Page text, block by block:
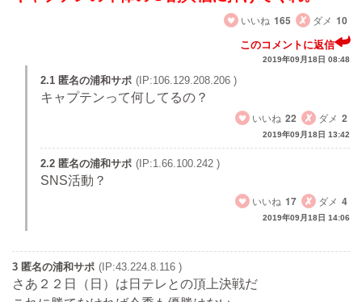
いいね 165 ダメ 10
このコメントに返信
2019年09月18日 08:48
2.1 匿名の浦和サポ (IP:106.129.208.206 )
キャプテンって何してるの？
いいね 22 ダメ 2
2019年09月18日 13:42
2.2 匿名の浦和サポ (IP:1.66.100.242 )
SNS活動？
いいね 17 ダメ 4
2019年09月18日 14:06
3 匿名の浦和サポ (IP:43.224.8.116 )
さあ２２日（日）は日テレとの頂上決戦だ